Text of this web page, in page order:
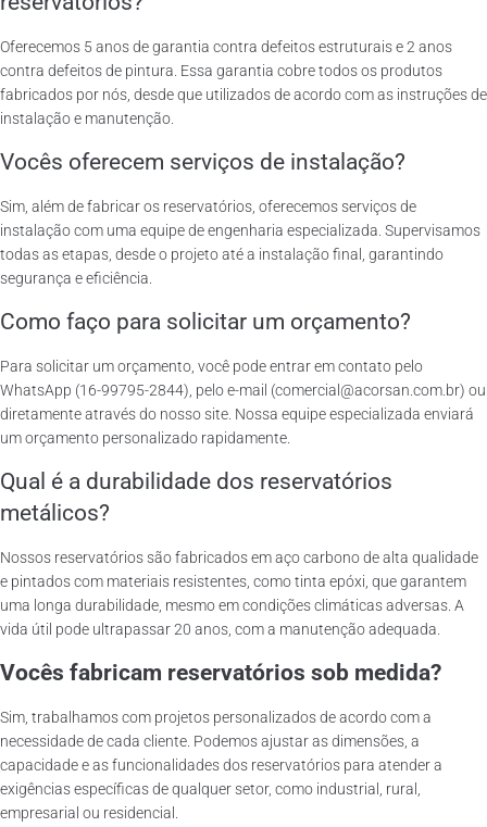
Oferecemos 5 anos de garantia contra defeitos estruturais e 2 anos
contra defeitos de pintura. Essa garantia cobre todos os produtos
fabricados por nós, desde que utilizados de acordo com as instruções de
instalação e manutenção.
Vocês oferecem serviços de instalação?
Sim, além de fabricar os reservatórios, oferecemos serviços de
instalação com uma equipe de engenharia especializada. Supervisamos
todas as etapas, desde o projeto até a instalação final, garantindo
segurança e eficiência.
Como faço para solicitar um orçamento?
Para solicitar um orçamento, você pode entrar em contato pelo
WhatsApp (16-99795-2844), pelo e-mail (comercial@acorsan.com.br) ou
diretamente através do nosso site. Nossa equipe especializada enviará
um orçamento personalizado rapidamente.
Qual é a durabilidade dos reservatórios
metálicos?
Nossos reservatórios são fabricados em aço carbono de alta qualidade
e pintados com materiais resistentes, como tinta epóxi, que garantem
uma longa durabilidade, mesmo em condições climáticas adversas. A
vida útil pode ultrapassar 20 anos, com a manutenção adequada.
Vocês fabricam reservatórios sob medida?
Sim, trabalhamos com projetos personalizados de acordo com a
necessidade de cada cliente. Podemos ajustar as dimensões, a
capacidade e as funcionalidades dos reservatórios para atender a
exigências específicas de qualquer setor, como industrial, rural,
empresarial ou residencial.